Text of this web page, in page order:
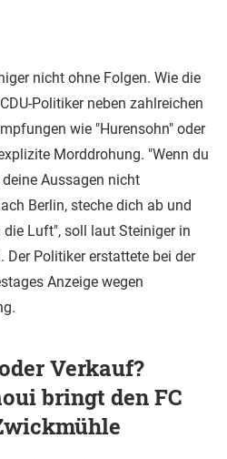
nicht ohne Folgen. Wie die
Politiker neben zahlreichen
wie "Hurensohn" oder
Morddrohung. "Wenn du
Aussagen nicht
Berlin, steche dich ab und
Luft", soll laut Steiniger in
Der Politiker erstattete bei der
Anzeige wegen
Verkauf?
bringt den FC